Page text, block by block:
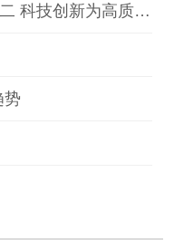
科技创新为高质量
势